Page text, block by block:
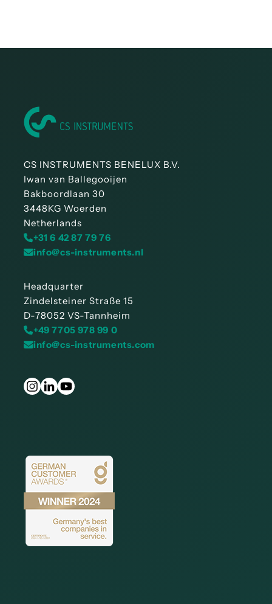
CS INSTRUMENTS BENELUX B.V.
Iwan van Ballegooijen
Bakboordlaan 30
3448KG Woerden
Netherlands
+31 6 42 87 79 76
info@cs-instruments.nl
Headquarter
Zindelsteiner Straße 15
D-78052 VS-Tannheim
+49 7705 978 99 0
info@cs-instruments.com